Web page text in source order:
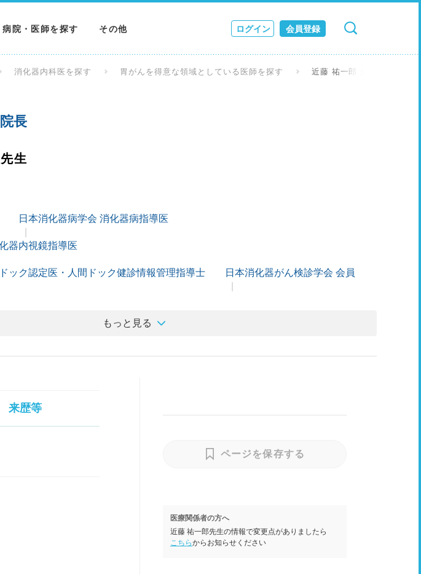
病院・医師を探す その他 ログイン 会員登録
検索 キャンセル
消化器内科医を探す 胃がんを得意な領域としている医師を探す 近藤 祐一郎 先生
長
先生
日本消化器病学会 消化器病指導医
器内視鏡指導医
ック認定医・人間ドック健診情報管理指導士 日本消化器がん検診学会 会員
もっと見る
来歴等
ページを保存する
医療関係者の方へ
近藤 祐一郎先生の情報で変更点がありましたら
こちらからお知らせください